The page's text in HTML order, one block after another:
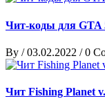
Чит-коды для GTA
By /03.02.2022 /0
Чит Fishing Planet